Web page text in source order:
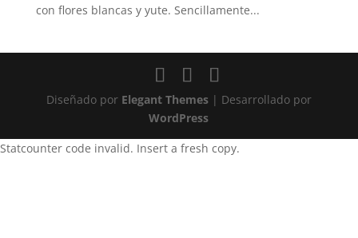
con flores blancas y yute. Sencillamente...
Diseñado por Elegant Themes| Desarrollado por
WordPress
Statcounter code invalid. Insert a fresh copy.